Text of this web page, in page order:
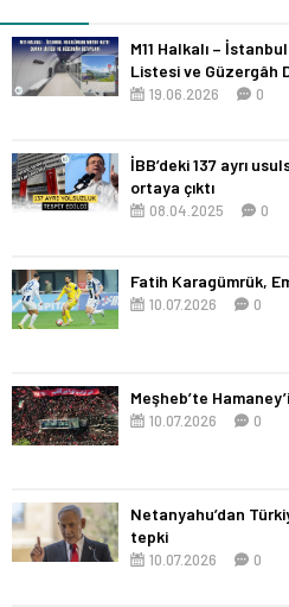
M11 Halkalı –
Listesi ve Güzergâh
19.06.2026 0
İBB’deki 137 ayrı
ortaya çıktı
08.04.2025 0
Fatih Karagümrük,
10.07.2026 0
Meşheb’te
10.07.2026 0
Netanyahu’dan
tepki
10.07.2026 0